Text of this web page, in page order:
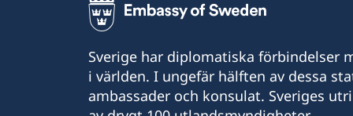
Sverige har diplomatiska förbindelser
i världen. I ungefär hälften av dessa
ambassader och konsulat. Sveriges